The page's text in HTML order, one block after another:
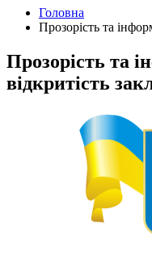
Головна
Прозорість та
Прозорість та
відкритість